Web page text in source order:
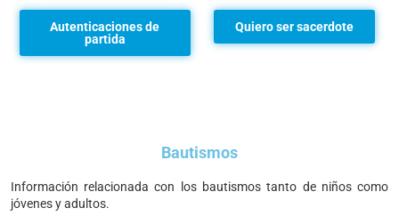
Autenticaciones de
partida
Quiero ser sacerdote
Bautismos
Información relacionada con los bautismos tanto de niños como
jóvenes y adultos.